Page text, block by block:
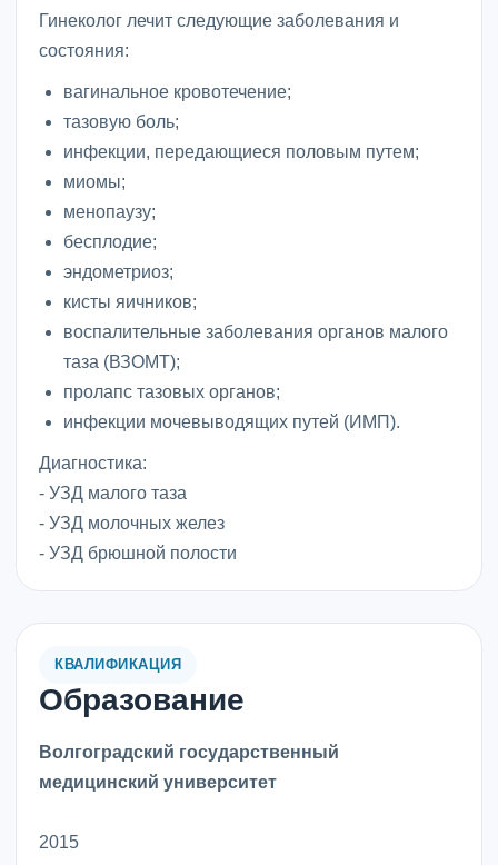
Гинеколог лечит следующие заболевания и
состояния:
вагинальное кровотечение;
тазовую боль;
инфекции, передающиеся половым путем;
миомы;
менопаузу;
бесплодие;
эндометриоз;
кисты яичников;
воспалительные заболевания органов малого
таза (ВЗОМТ);
пролапс тазовых органов;
инфекции мочевыводящих путей (ИМП).
Диагностика:
- УЗД малого таза
- УЗД молочных желез
- УЗД брюшной полости
КВАЛИФИКАЦИЯ
Образование
Волгоградский государственный
медицинский университет
2015